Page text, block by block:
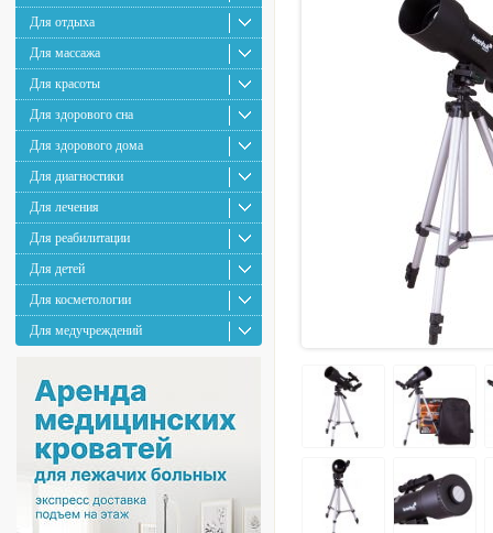
Для отдыха
Для массажа
Для красоты
Для здорового сна
Для здорового дома
Для диагностики
Для лечения
Для реабилитации
Для детей
Для косметологии
Для медучреждений